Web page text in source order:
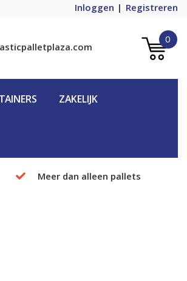
Inloggen Registreren
0
ZAKELIJK
Meer dan alleen pallets